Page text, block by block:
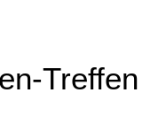
Treffen